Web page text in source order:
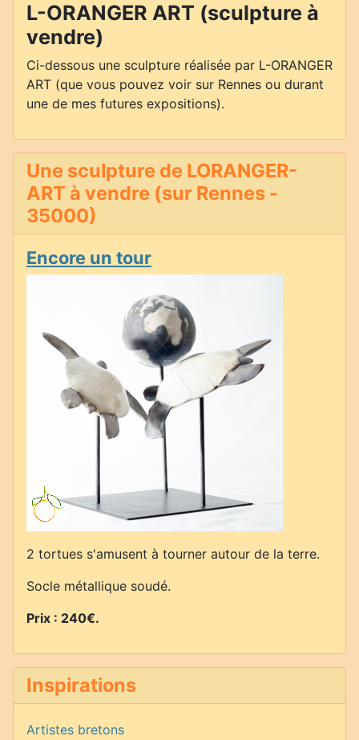
L-ORANGER ART (sculpture à
vendre)
Ci-dessous une sculpture réalisée par L-ORANGER
ART (que vous pouvez voir sur Rennes ou durant
une de mes futures expositions).
Une sculpture de LORANGER-
ART à vendre (sur Rennes -
35000)
Encore un tour
2 tortues s'amusent à tourner autour de la terre.
Socle métallique soudé.
Prix : 240€.
Inspirations
Artistes bretons